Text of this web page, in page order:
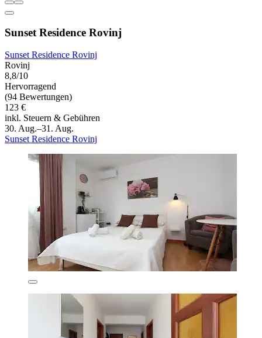
Sunset Residence Rovinj
Sunset Residence Rovinj
Rovinj
8,8/10
Hervorragend
(94 Bewertungen)
123 €
inkl. Steuern & Gebühren
30. Aug.–31. Aug.
Sunset Residence Rovinj